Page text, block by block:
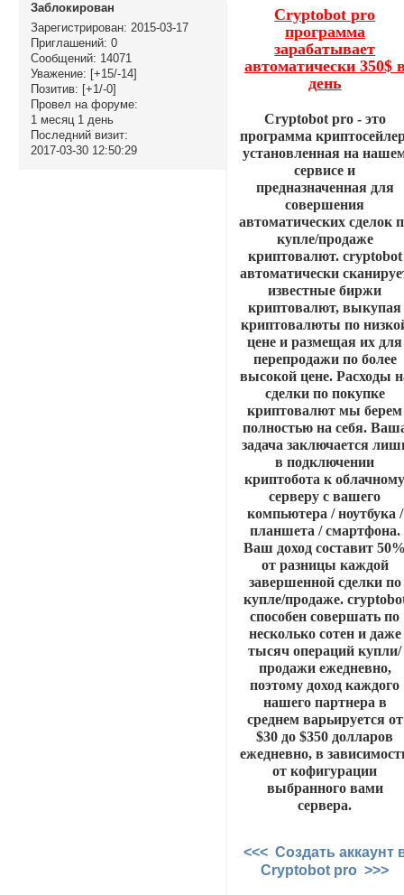
Заблокирован
Зарегистрирован: 2015-03-17
Приглашений: 0
Сообщений: 14071
Уважение: [+15/-14]
Позитив: [+1/-0]
Провел на форуме:
1 месяц 1 день
Последний визит:
2017-03-30 12:50:29
Cryptobot pro
программа
зарабатывает
автоматически 350$
день
Cryptobot pro - это
программа
установленная на
сервисе и
предназначенная для
совершения
автоматических сделок
купле/продаже
криптовалют. cryptobot
автоматически
известные биржи
криптовалют, выкупая
криптовалюты по
цене и размещая их для
перепродажи по более
высокой цене. Расходы
сделки по покупке
криптовалют мы берем
полностью на себя.
задача заключается
в подключении
криптобота к
серверу с вашего
компьютера / ноутбука /
планшета / смартфона.
Ваш доход составит
от разницы каждой
завершенной сделки по
купле/продаже.
способен совершать по
несколько сотен и даже
тысяч операций купли/
продажи ежедневно,
поэтому доход каждого
нашего партнера в
среднем варьируется от
$30 до $350 долларов
ежедневно, в
от кофигурации
выбранного вами
сервера.
<<< Создать аккаунт
Cryptobot pro >>>